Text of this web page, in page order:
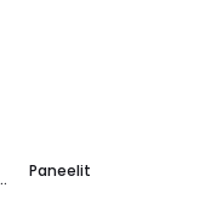
Paneelit